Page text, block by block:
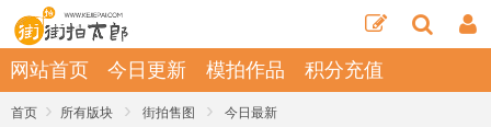
网站首页 今日更新 模拍作品 积分充值
首页 › 所有版块 › 街拍售图 › 今日最新